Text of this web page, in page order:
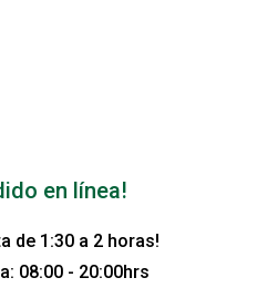
en línea!
de 1:30 a 2 horas!
08:00 - 20:00hrs